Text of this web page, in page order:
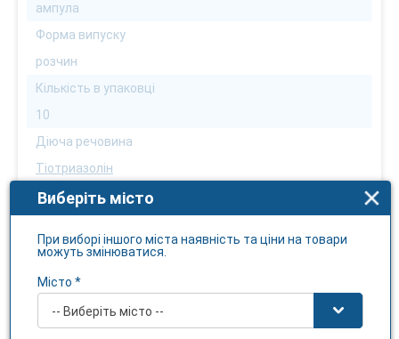
ампула
Форма випуску
розчин
Кількість в упаковці
10
Діюча речовина
Тіотриазолін
Можна дорослим
Можна дітям
Ні
Ні
Виберіть місто
При виборі іншого міста наявність та ціни на товари
можуть змінюватися.
Місто *
-- Виберіть місто --